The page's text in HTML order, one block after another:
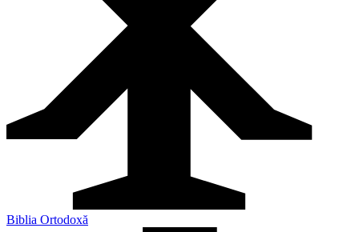
Biblia Ortodoxă